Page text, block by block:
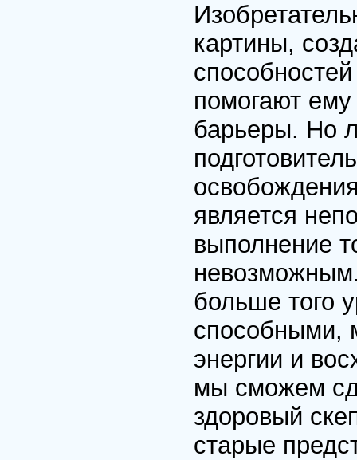
картины,
помогают ему
барьеры. Но
является
выполнение
больше того
способными,
энергии и
мы сможем
здоровый
старые